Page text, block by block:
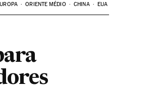
ORIENTE MÉDIO CHINA EUA